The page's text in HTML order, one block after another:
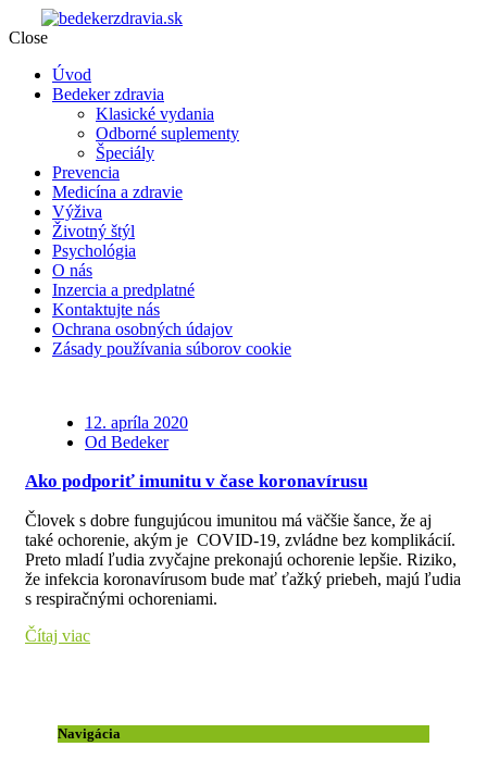
Close
Úvod
Bedeker zdravia
Klasické vydania
Odborné suplementy
Špeciály
Prevencia
Medicína a zdravie
Výživa
Životný štýl
Psychológia
O nás
Inzercia a predplatné
Kontaktujte nás
Ochrana osobných údajov
Zásady používania súborov cookie
12. apríla 2020
Od Bedeker
Ako podporiť imunitu v čase koronavírusu
Človek s dobre fungujúcou imunitou má väčšie šance, že aj
také ochorenie, akým je COVID-19, zvládne bez komplikácií.
Preto mladí ľudia zvyčajne prekonajú ochorenie lepšie. Riziko,
že infekcia koronavírusom bude mať ťažký priebeh, majú ľudia
s respiračnými ochoreniami.
Čítaj viac
Navigácia